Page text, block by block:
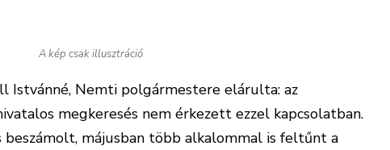
A kép csak illusztráció
Istvánné, Nemti polgármestere elárulta: az
megkeresés nem érkezett ezzel kapcsolatban.
májusban több alkalommal is feltűnt a